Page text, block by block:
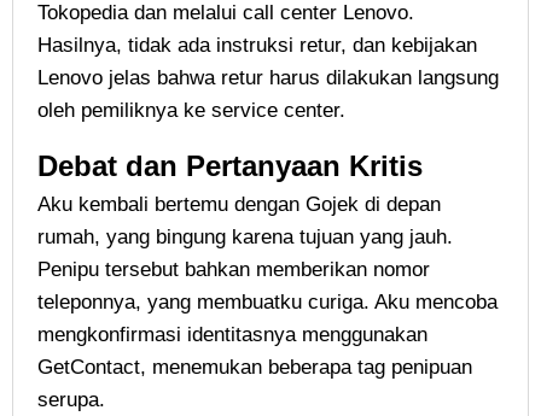
Tokopedia dan melalui call center Lenovo.
Hasilnya, tidak ada instruksi retur, dan kebijakan
Lenovo jelas bahwa retur harus dilakukan langsung
oleh pemiliknya ke service center.
Debat dan Pertanyaan Kritis
Aku kembali bertemu dengan Gojek di depan
rumah, yang bingung karena tujuan yang jauh.
Penipu tersebut bahkan memberikan nomor
teleponnya, yang membuatku curiga. Aku mencoba
mengkonfirmasi identitasnya menggunakan
GetContact, menemukan beberapa tag penipuan
serupa.